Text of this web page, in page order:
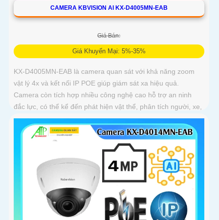
CAMERA KBVISION AI KX-D4005MN-EAB
Giá Bán:
Giá Khuyến Mại: 5%-35%
KX-D4005MN-EAB là camera quan sát với khả năng zoom
vật lý 4x và kết nối IP POE giúp giám sát xa hiệu quả.
Camera còn tích hợp nhiều công nghệ cao hỗ trợ an ninh
đắc lực, có thể kể đến phát hiện vật thể, phân tích người, xe,
biển số, SMD3